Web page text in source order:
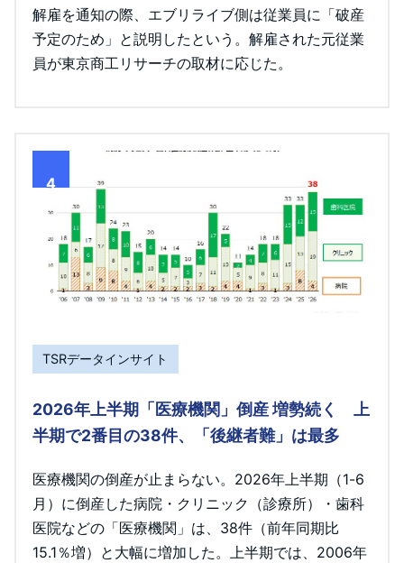
解雇を通知の際、エブリライブ側は従業員に「破産
予定のため」と説明したという。解雇された元従業
員が東京商工リサーチの取材に応じた。
4
TSRデータインサイト
2026年上半期「医療機関」倒産 増勢続く 上
半期で2番目の38件、「後継者難」は最多
医療機関の倒産が止まらない。2026年上半期（1-6
月）に倒産した病院・クリニック（診療所）・歯科
医院などの「医療機関」は、38件（前年同期比
15.1％増）と大幅に増加した。上半期では、2006年